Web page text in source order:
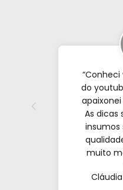
do
As dicas
insumos
muito